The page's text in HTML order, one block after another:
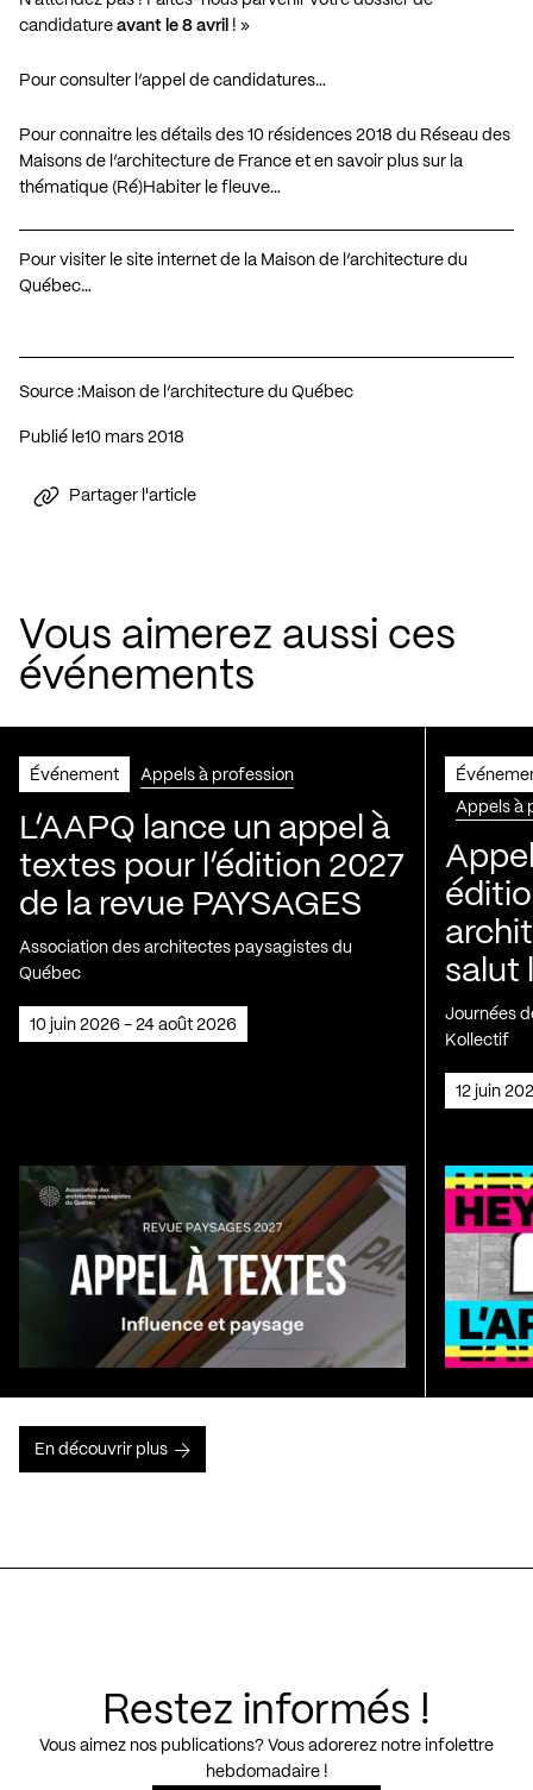
candidature avant le 8 avril ! »
Pour consulter l’appel de candidatures…
Pour connaitre les détails des 10 résidences 2018 du Réseau des
Maisons de l’architecture de France et en savoir plus sur la
thématique (Ré)Habiter le fleuve…
Pour visiter le site internet de la Maison de l’architecture du
Québec…
Source :Maison de l’architecture du Québec
Publié le 10 mars 2018
Partager l'article
Vous aimerez aussi ces
événements
Événement Appels à profession
L’AAPQ lance un appel à
textes pour l’édition 2027
de la revue PAYSAGES
Association des architectes paysagistes du
Québec
10 juin 2026 - 24 août 2026
Appels à
salut
Journées
Kollectif
12 juin
En découvrir plus
Restez informés !
Vous aimez nos publications? Vous adorerez notre infolettre
hebdomadaire !